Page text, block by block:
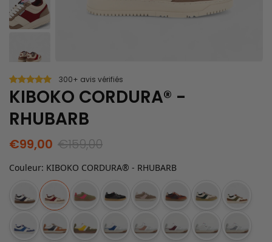
300+ avis vérifiés
KIBOKO CORDURA® -
RHUBARB
€99,00 €159,00
Couleur: KIBOKO CORDURA® - RHUBARB